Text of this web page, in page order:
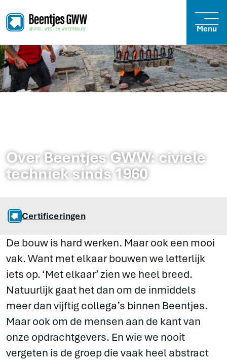
Menu
Over Beentjes GWW: civiele
techniek sinds 1960
Certificeringen
De bouw is hard werken. Maar ook een mooi
vak. Want met elkaar bouwen we letterlijk
iets op. ‘Met elkaar’ zien we heel breed.
Natuurlijk gaat het dan om de inmiddels
meer dan vijftig collega’s binnen Beentjes.
Maar ook om de mensen aan de kant van
onze opdrachtgevers. En wie we nooit
vergeten is de groep die vaak heel abstract